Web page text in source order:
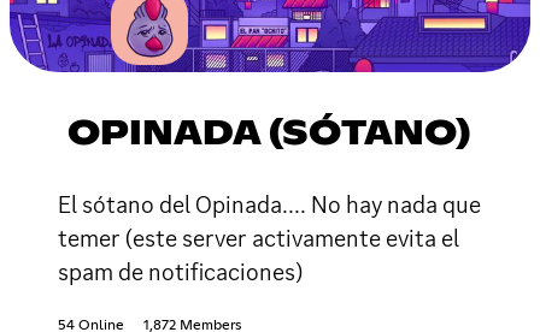
OPINADA (SÓTANO)
El sótano del Opinada.... No hay nada que
temer (este server activamente evita el
spam de notificaciones)
54 Online 1,872 Members